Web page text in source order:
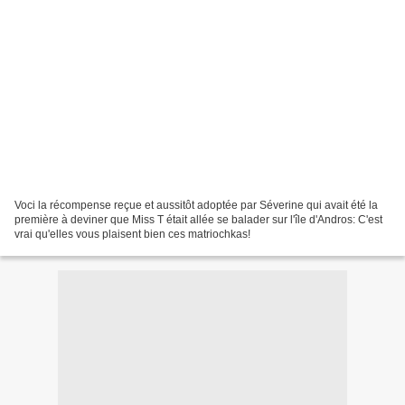
Voci la récompense reçue et aussitôt adoptée par Séverine qui avait été la
première à deviner que Miss T était allée se balader sur l'île d'Andros: C'est
vrai qu'elles vous plaisent bien ces matriochkas!